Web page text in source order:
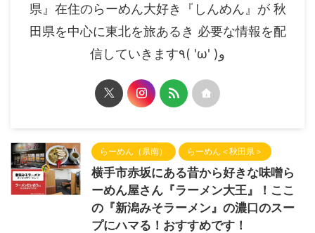
県』在住のらーめん大好き『しんめん』が 秋
田県を中心に東北を旅あるき 必要な情報を配
信していきます٩( 'ω' )و
らーめん（県南） らーめん＜秋田県＞
横手市赤坂にある昔から好きな味噌ら
ーめん屋さん『ラーメン大王』！ここ
の『新潟みそラーメン』の濃口のスー
プにハマる！おすすめです！